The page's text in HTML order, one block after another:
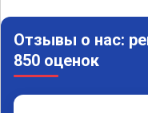
Отзывы о нас:
850 оценок